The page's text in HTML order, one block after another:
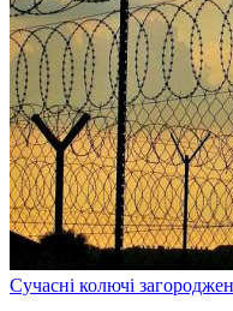
Сучасні колючі